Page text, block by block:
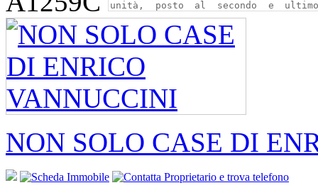
NON SOLO CASE DI